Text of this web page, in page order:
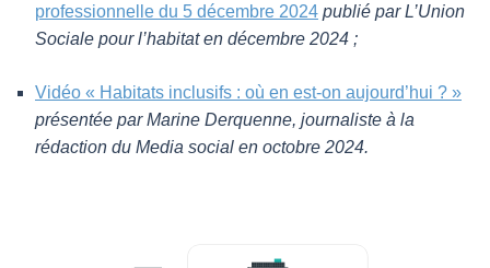
professionnelle du 5 décembre 2024 publié par L’Union
Sociale pour l’habitat en décembre 2024 ;
Vidéo « Habitats inclusifs : où en est-on aujourd’hui ? »
présentée par Marine Derquenne, journaliste à la
rédaction du Media social en octobre 2024.